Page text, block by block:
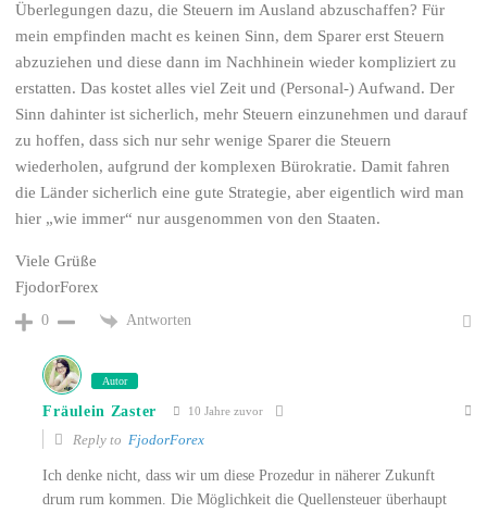
Überlegungen dazu, die Steuern im Ausland abzuschaffen? Für
mein empfinden macht es keinen Sinn, dem Sparer erst Steuern
abzuziehen und diese dann im Nachhinein wieder kompliziert zu
erstatten. Das kostet alles viel Zeit und (Personal-) Aufwand. Der
Sinn dahinter ist sicherlich, mehr Steuern einzunehmen und darauf
zu hoffen, dass sich nur sehr wenige Sparer die Steuern
wiederholen, aufgrund der komplexen Bürokratie. Damit fahren
die Länder sicherlich eine gute Strategie, aber eigentlich wird man
hier „wie immer“ nur ausgenommen von den Staaten.
Viele Grüße
FjodorForex
0 Antworten
Autor
Fräulein Zaster 10 Jahre zuvor
Reply to FjodorForex
Ich denke nicht, dass wir um diese Prozedur in näherer Zukunft
drum rum kommen. Die Möglichkeit die Quellensteuer überhaupt